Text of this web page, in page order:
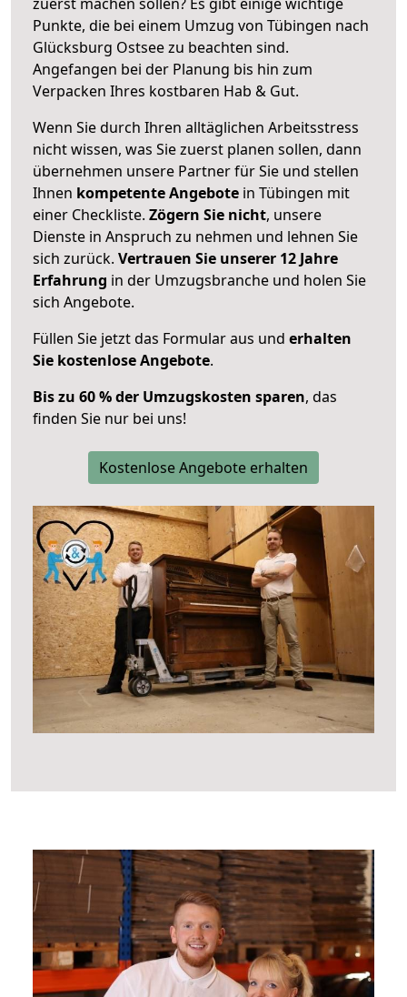
Punkte, die bei einem Umzug von Tübingen nach
Glücksburg Ostsee zu beachten sind.
Angefangen bei der Planung bis hin zum
Verpacken Ihres kostbaren Hab & Gut.
Wenn Sie durch Ihren alltäglichen Arbeitsstress
nicht wissen, was Sie zuerst planen sollen, dann
übernehmen unsere Partner für Sie und stellen
Ihnen kompetente Angebote in Tübingen mit
einer Checkliste. Zögern Sie nicht, unsere
Dienste in Anspruch zu nehmen und lehnen Sie
sich zurück. Vertrauen Sie unserer 12 Jahre
Erfahrung in der Umzugsbranche und holen Sie
sich Angebote.
Füllen Sie jetzt das Formular aus und erhalten
Sie kostenlose Angebote.
Bis zu 60 % der Umzugskosten sparen, das
finden Sie nur bei uns!
Kostenlose Angebote erhalten